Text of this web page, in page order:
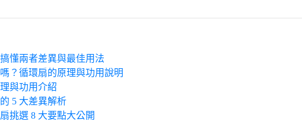
懂兩者差異與最佳用法
？循環扇的原理與功用說明
與功用介紹
5 大差異解析
挑選 8 大要點大公開